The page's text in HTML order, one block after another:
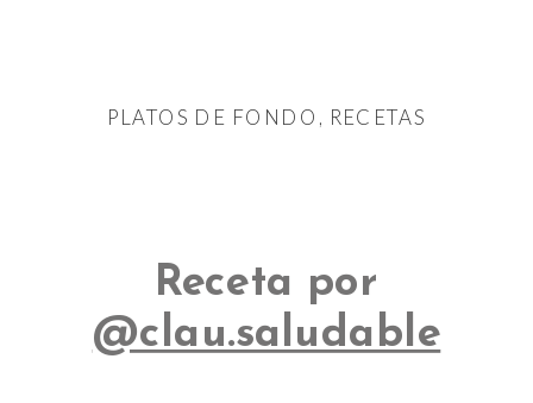
PLATOS DE FONDO , RECETAS
Receta por
@clau.saludable